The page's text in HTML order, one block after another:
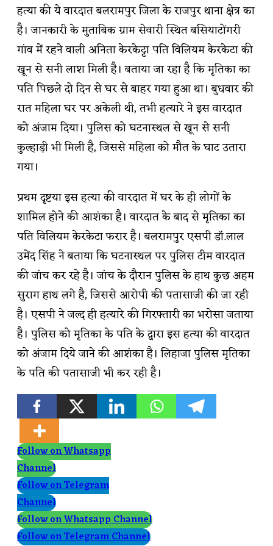
हत्या की ये वारदात बलरामपुर जिला के राजपुर थाना क्षेत्र का
है। जानकारी के मुताबिक ग्राम सेवारी स्थित बसियाटोंगरी
गांव में रहने वाली अनिता केरकेट्टा पति विलियम केरकेटा की
खून से सनी लाश मिली है। बताया जा रहा है कि मृतिका का
पति पिछले दो दिन से घर से बाहर गया हुआ था। बुधवार की
रात महिला घर पर अकेली थी, तभी हत्यारे ने इस वारदात
को अंजाम दिया। पुलिस को घटनास्थल से खून से सनी
कुल्हाड़ी भी मिली है, जिससे महिला को मौत के घाट उतारा
गया।
प्रथम दृष्टया इस हत्या की वारदात में घर के ही लोगों के
शामिल होने की आशंका है। वारदात के बाद से मृतिका का
पति विलियम केरकेटा फरार है। बलरामपुर एसपी डाॅ.लाल
उमेंद सिंह ने बताया कि घटनास्थल पर पुलिस टीम वारदात
की जांच कर रहे है। जांच के दौरान पुलिस के हाथ कुछ अहम
सुराग हाथ लगे है, जिससे आरोपी की पतासाजी की जा रही
है। एसपी ने जल्द ही हत्यारे की गिरफ्तारी का भरोसा जताया
है। पुलिस को मृतिका के पति के द्वारा इस हत्या की वारदात
को अंजाम दिये जाने की आशंका है। लिहाजा पुलिस मृतिका
के पति की पतासाजी भी कर रही है।
Follow on Whatsapp
Channel
Follow on Telegram
Channel
Follow on Whatsapp Channel
Follow on Telegram Channel